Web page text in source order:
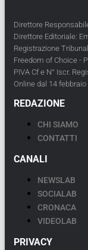
Direttore
Direttore Editoriale:
Registrazione
Freedom of Choice -
PIVA Cf e N° Iscr.
Online dal 14 febbraio
REDAZIONE
CHI SIAMO
CONTATTI
CANALI
NEWSLAB
SOCIALAB
CRONACA
VIDEOLAB
PRIVACY